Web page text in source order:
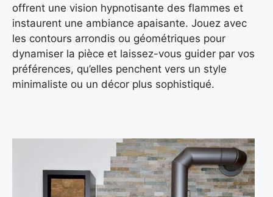
offrent une vision hypnotisante des flammes et
instaurent une ambiance apaisante. Jouez avec
les contours arrondis ou géométriques pour
dynamiser la pièce et laissez-vous guider par vos
préférences, qu’elles penchent vers un style
minimaliste ou un décor plus sophistiqué.